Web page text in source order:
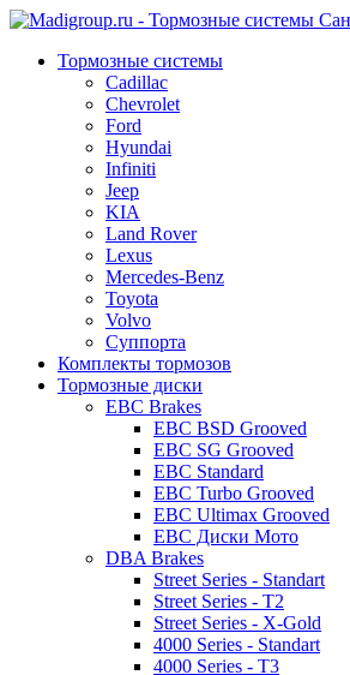
Тормозные системы
Cadillac
Chevrolet
Ford
Hyundai
Infiniti
Jeep
KIA
Land Rover
Lexus
Mercedes-Benz
Toyota
Volvo
Суппорта
Комплекты тормозов
Тормозные диски
EBC Brakes
EBC BSD Grooved
EBC SG Grooved
EBC Standard
EBC Turbo Grooved
EBC Ultimax Grooved
EBC Диски Мото
DBA Brakes
Street Series - Standart
Street Series - T2
Street Series - X-Gold
4000 Series - Standart
4000 Series - T3